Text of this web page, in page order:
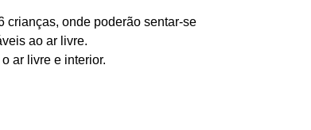
crianças, onde poderão sentar-se
ao ar livre.
ar livre e interior.